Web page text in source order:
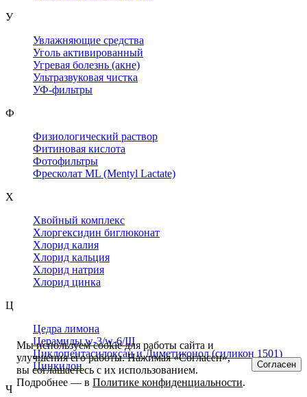
У
Увлажняющие средства
Уголь активированный
Угревая болезнь (акне)
Ультразвуковая чистка
УФ-фильтры
Ф
Физиологический раствор
Фитиновая кислота
Фотофильтры
Фресколат ML (Mentyl Lactate)
Х
Хвойный комплекс
Хлоргексидин биглюконат
Хлорид калия
Хлорид кальция
Хлорид натрия
Хлорид цинка
Ц
Цедра лимона
Церамиды w-3/w-6/III
Циклопентасилоксан и Диметиконол (силикон 1501)
Цинкидон
Ч
Мы используем cookie для работы сайта и
улучшения его работы. Нажимая «Согласен»,
вы соглашаетесь с их использованием.
Подробнее — вПолитике конфиденциальности.
Согласен